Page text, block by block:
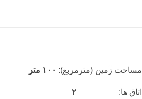
مساحت زمین (مترمربع): ۱۰۰ متر
اتاق ها: ۲